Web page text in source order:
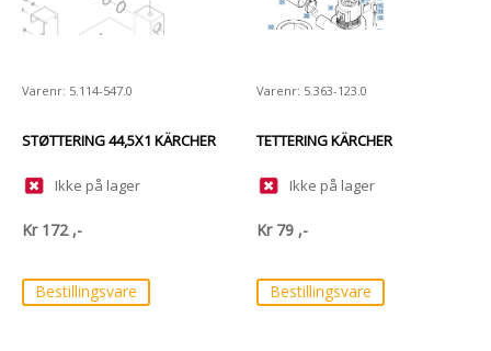
Varenr: 5.114-547.0
STØTTERING 44,5X1 KÄRCHER
Ikke på lager
Kr 172 ,-
Bestillingsvare
Varenr: 5.363-123.0
TETTERING KÄRCHER
Ikke på lager
Kr 79 ,-
Bestillingsvare